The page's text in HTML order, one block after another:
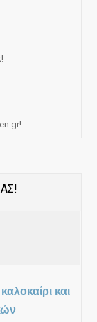
και